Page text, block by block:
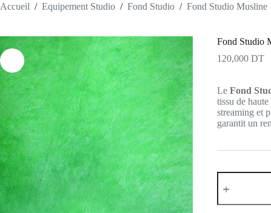
Accueil / Equipement Studio / Fond Studio / Fond Studio Musline
Fond Studio
120,000 DT
Le Fond
tissu de
streaming et
garantit un
quantité
de
Studio